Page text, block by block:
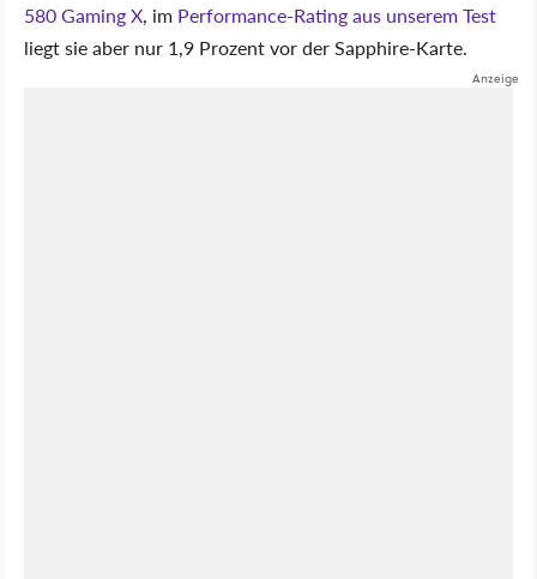
580 Gaming X, im Performance-Rating aus unserem Test
liegt sie aber nur 1,9 Prozent vor der Sapphire-Karte.